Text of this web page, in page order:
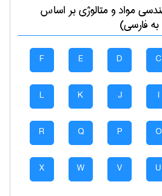
مواد و متالوژیبر اساس
فارسی)
C
D
E
F
I
J
K
L
O
P
Q
R
U
V
W
X